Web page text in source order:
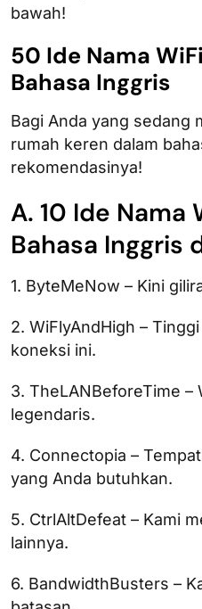
bawah!
50 Ide Nama
Bahasa Inggris
Bagi Anda yang sedang
rumah keren dalam
rekomendasinya!
A. 10 Ide Nama
Bahasa Inggris
1. ByteMeNow – Kini
2. WiFlyAndHigh –
koneksi ini.
3. TheLANBeforeTime –
legendaris.
4. Connectopia –
yang Anda butuhkan.
5. CtrlAltDefeat – Kami
lainnya.
6. BandwidthBusters –